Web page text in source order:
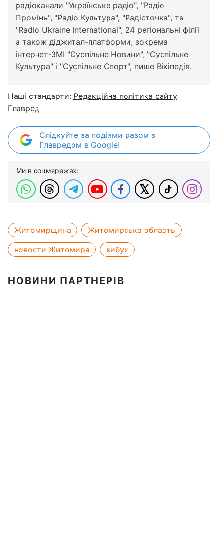
радіоканали "Українське радіо", "Радіо
Промінь", "Радіо Культура", "Радіоточка", та
"Radio Ukraine International", 24 регіональні філії,
а також діджитал-платформи, зокрема
інтернет-ЗМІ "Суспільне Новини", "Суспільне
Культура" і "Суспільне Спорт", пише Вікіпедія.
Наші стандарти: Редакційна політика сайту
Главред
Слідкуйте за подіями разом з
Главредом в Google!
Ми в соцмережах:
Житомирщина
Житомирська область
новости Житомира
вибух
НОВИНИ ПАРТНЕРІВ